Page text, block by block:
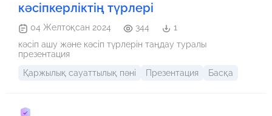
кәсіпкерліктің түрлері
04 Желтоқсан 2024 344
1
кәсіп ашу және кәсіп түрлерін таңдау туралы
презентация
Қаржылық сауаттылық пәні
Презентация Басқа